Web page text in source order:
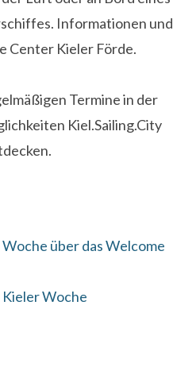
Informationen und
Center Kieler Förde.
Termine in der
Kiel.Sailing.City
über das Welcome
Kieler Woche